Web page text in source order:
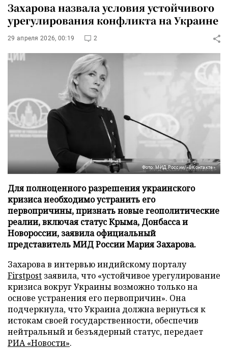
Захарова назвала условия устойчивого
урегулирования конфликта на Украине
29 апреля 2026, 00:19 2
Фото: МИД России/«ВКонтакте»
Для полноценного разрешения украинского
кризиса необходимо устранить его
первопричины, признать новые геополитические
реалии, включая статус Крыма, Донбасса и
Новороссии, заявила официальный
представитель МИД России Мария Захарова.
Захарова в интервью индийскому порталу
Firstpost заявила, что «устойчивое урегулирование
кризиса вокруг Украины возможно только на
основе устранения его первопричин». Она
подчеркнула, что Украина должна вернуться к
истокам своей государственности, обеспечив
нейтральный и безъядерный статус, передает
РИА «Новости».